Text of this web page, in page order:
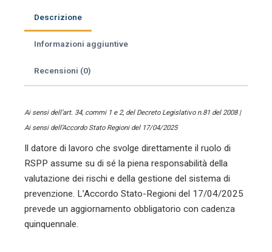
lavoro.
quantità
Descrizione
Informazioni aggiuntive
Recensioni (0)
Ai sensi dell’art. 34, commi 1 e 2, del Decreto Legislativo n.81 del 2008 |
Ai sensi dell’Accordo Stato Regioni del 17/04/2025
Il datore di lavoro che svolge direttamente il ruolo di
RSPP assume su di sé la piena responsabilità della
valutazione dei rischi e della gestione del sistema di
prevenzione. L’Accordo Stato-Regioni del 17/04/2025
prevede un aggiornamento obbligatorio con cadenza
quinquennale.